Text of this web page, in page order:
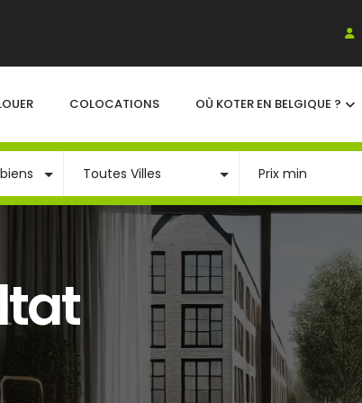
COLOCATIONS OÙ KOTER EN BELGIQUE ?